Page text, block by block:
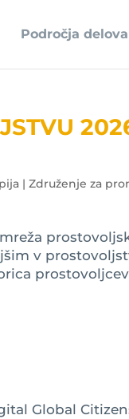
Področja
| Združenje za
v
prostovoljcev
Global